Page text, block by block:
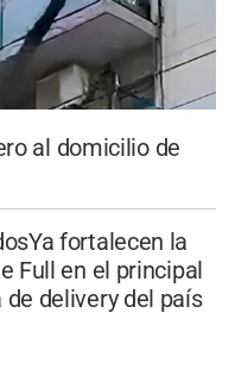
al domicilio de
fortalecen la
Full en el principal
delivery del país